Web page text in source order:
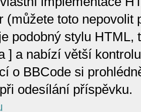
(můžete toto
podobný stylu HTML,
] a nabízí větší
o BBCode si
odesílání příspěvku.